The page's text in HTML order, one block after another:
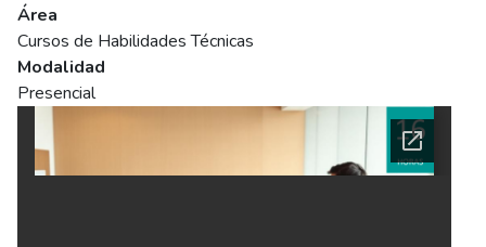
Área
Cursos de Habilidades Técnicas
Modalidad
Presencial
Ficha del curso